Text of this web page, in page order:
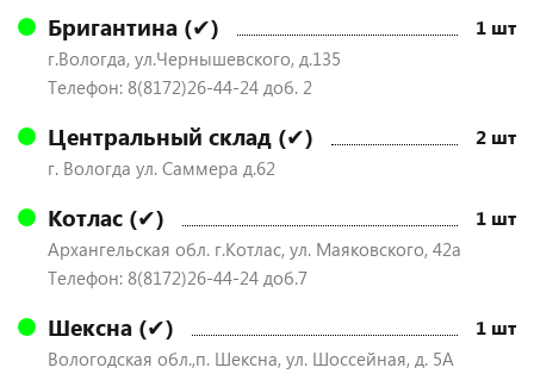
Бригантина (✔) 1 шт
г.Вологда, ул.Чернышевского, д.135
Телефон: 8(8172)26-44-24 доб. 2
Центральный склад (✔) 2 шт
г. Вологда ул. Саммера д.62
Котлас (✔) 1 шт
Архангельская обл. г.Котлас, ул. Маяковского, 42а
Телефон: 8(8172)26-44-24 доб.7
Шексна (✔) 1 шт
Вологодская обл.,п. Шексна, ул. Шоссейная, д. 5А